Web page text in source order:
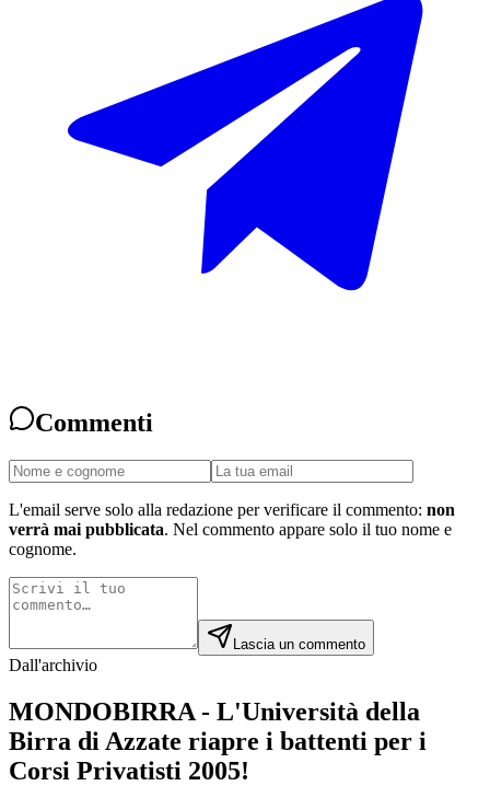
Commenti
L'email serve solo alla redazione per verificare il commento: non
verrà mai pubblicata. Nel commento appare solo il tuo nome e
cognome.
Lascia un commento
Dall'archivio
MONDOBIRRA - L'Università della
Birra di Azzate riapre i battenti per i
Corsi Privatisti 2005!